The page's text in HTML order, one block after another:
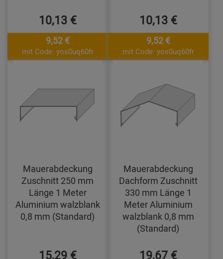
10,13 €
9,52 €
mit Code: yos0uq60fr
10,13 €
9,52 €
mit Code: yos0uq60fr
Mauerabdeckung
Zuschnitt 250 mm
Länge 1 Meter
Aluminium walzblank
0,8 mm (Standard)
15,29 €
Mauerabdeckung
Dachform Zuschnitt
330 mm Länge 1
Meter Aluminium
walzblank 0,8 mm
(Standard)
19,67 €